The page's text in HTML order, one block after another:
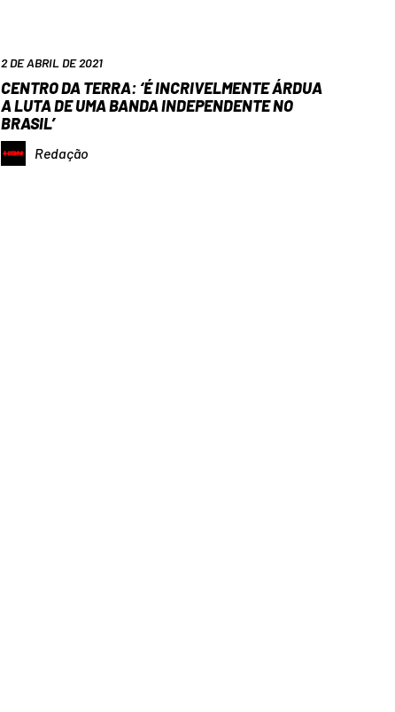
2 DE ABRIL DE 2021
CENTRO DA TERRA: ‘É INCRIVELMENTE ÁRDUA
A LUTA DE UMA BANDA INDEPENDENTE NO
BRASIL’
Redação